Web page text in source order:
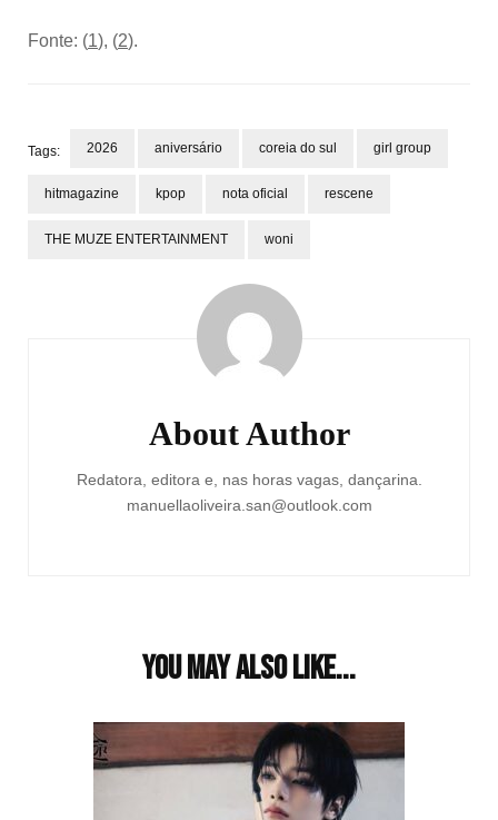
Fonte: (1), (2).
Tags: 2026 aniversário coreia do sul girl group
hitmagazine kpop nota oficial rescene
THE MUZE ENTERTAINMENT woni
About Author
Redatora, editora e, nas horas vagas, dançarina.
manuellaoliveira.san@outlook.com
You may also like...